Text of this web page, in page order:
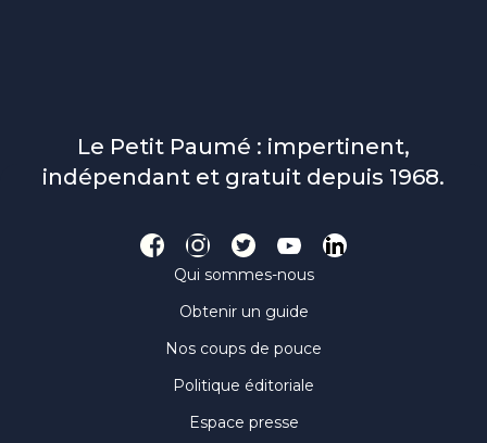
Le Petit Paumé : impertinent,
indépendant et gratuit depuis 1968.
Qui sommes-nous
Obtenir un guide
Nos coups de pouce
Politique éditoriale
Espace presse